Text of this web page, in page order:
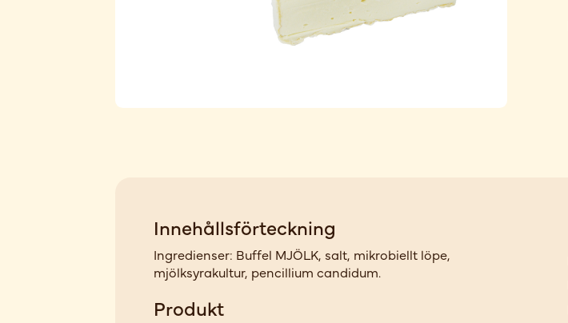
Innehållsförteckning
Ingredienser: Buffel MJÖLK, salt, mikrobiellt löpe,
mjölksyrakultur, pencillium candidum.
Produkt